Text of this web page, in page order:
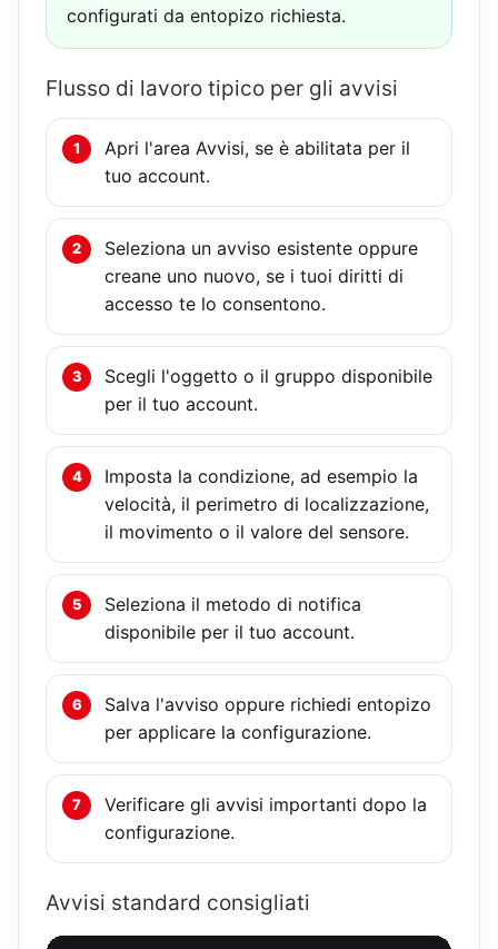
configurati da entopizo richiesta.
Flusso di lavoro tipico per gli avvisi
Apri l'area Avvisi, se è abilitata per il
tuo account.
Seleziona un avviso esistente oppure
creane uno nuovo, se i tuoi diritti di
accesso te lo consentono.
Scegli l'oggetto o il gruppo disponibile
per il tuo account.
Imposta la condizione, ad esempio la
velocità, il perimetro di localizzazione,
il movimento o il valore del sensore.
Seleziona il metodo di notifica
disponibile per il tuo account.
Salva l'avviso oppure richiedi entopizo
per applicare la configurazione.
Verificare gli avvisi importanti dopo la
configurazione.
Avvisi standard consigliati